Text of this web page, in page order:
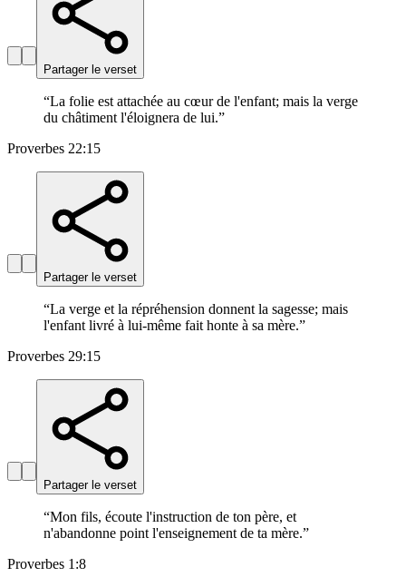
Partager le verset
“La folie est attachée au cœur de l'enfant; mais la verge
du châtiment l'éloignera de lui.”
Proverbes 22:15
Partager le verset
“La verge et la répréhension donnent la sagesse; mais
l'enfant livré à lui-même fait honte à sa mère.”
Proverbes 29:15
Partager le verset
“Mon fils, écoute l'instruction de ton père, et
n'abandonne point l'enseignement de ta mère.”
Proverbes 1:8